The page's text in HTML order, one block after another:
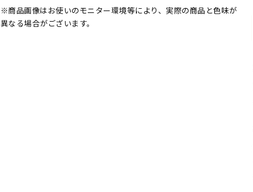
※商品画像はお使いのモニター環境等により、実際の商品と色味が
異なる場合がございます。